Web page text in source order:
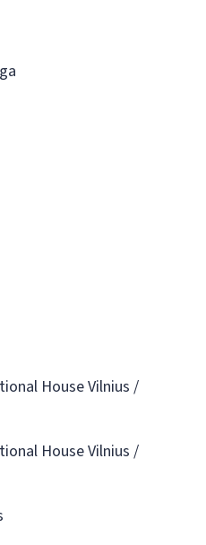
House Vilnius /
House Vilnius /